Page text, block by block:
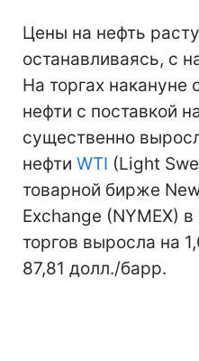
Цены на нефть
останавливаясь, с
На торгах
нефти с поставкой
существенно
нефти WTI (Light
товарной бирже
Exchange (NYMEX)
торгов выросла на
87,81 долл./барр.